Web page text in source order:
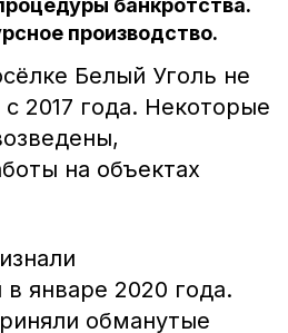
банкротства.
производство.
Белый Уголь не
2017 года. Некоторые
на объектах
в январе 2020 года.
обманутые